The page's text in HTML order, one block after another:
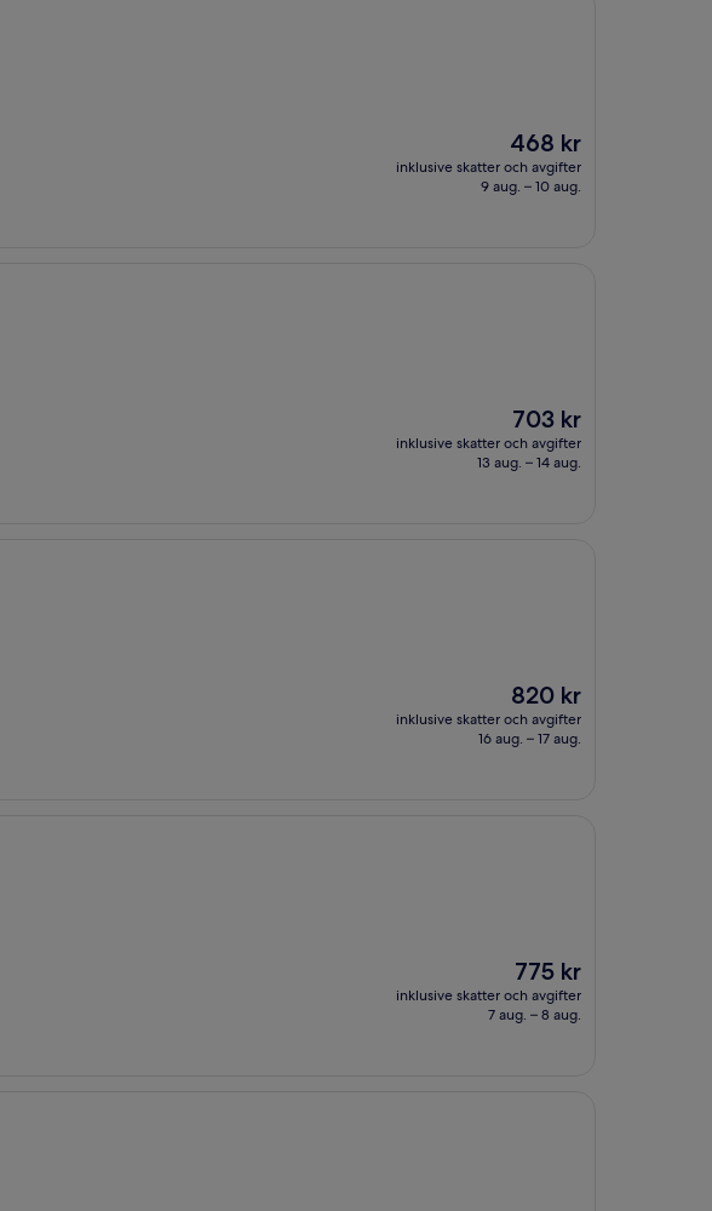
Priset
är
468 kr
468 kr
inklusive skatter och avgifter
9 aug. – 10 aug.
Priset
är
703 kr
703 kr
inklusive skatter och avgifter
13 aug. – 14 aug.
Priset
är
820 kr
820 kr
inklusive skatter och avgifter
16 aug. – 17 aug.
Priset
är
775 kr
775 kr
inklusive skatter och avgifter
7 aug. – 8 aug.